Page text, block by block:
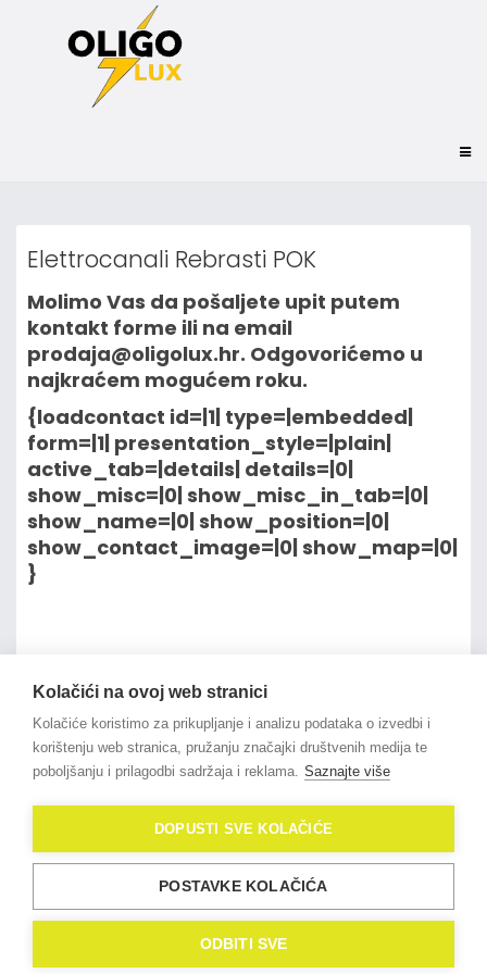
Elettrocanali Rebrasti POK
Molimo Vas da pošaljete upit putem
kontakt forme ili na email
prodaja@oligolux.hr. Odgovorićemo u
najkraćem mogućem roku.
{loadcontact id=|1| type=|embedded|
form=|1| presentation_style=|plain|
active_tab=|details| details=|0|
show_misc=|0| show_misc_in_tab=|0|
show_name=|0| show_position=|0|
show_contact_image=|0| show_map=|0|
}
OligoLux
Reserved. Izrada web stranica
Domidona IT
Kolačići (eng. Cookies)
Kolačići na ovoj web stranici
Kolačiće koristimo za prikupljanje i analizu podataka o izvedbi i
korištenju web stranica, pružanju značajki društvenih medija te
poboljšanju i prilagodbi sadržaja i reklama. Saznajte više
DOPUSTI SVE KOLAČIĆE
POSTAVKE KOLAČIĆA
ODBITI SVE